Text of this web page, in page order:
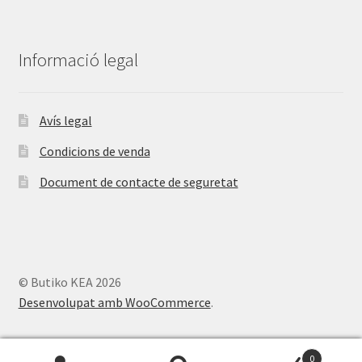
Informació legal
Avís legal
Condicions de venda
Document de contacte de seguretat
© Butiko KEA 2026
Desenvolupat amb WooCommerce.
0